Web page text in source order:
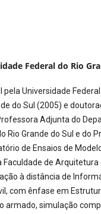
Federal do Rio
Universidade
do Sul (2005) e
Adjunta do
Grande do Sul e do
de Ensaios de
de Arquitetura
à distância de
com ênfase em
armado, simulação